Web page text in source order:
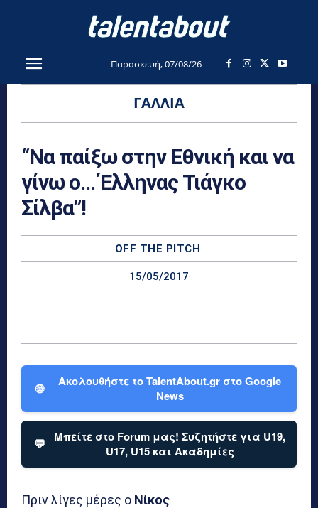
Παρασκευή, 07/08/26
ΓΑΛΛΊΑ
“Να παίξω στην Εθνική και να
γίνω ο… Έλληνας Τιάγκο
Σίλβα”!
OFF THE PITCH
15/05/2017
🌐
Ακολουθήστε το TalentAbout.gr στο Google
News
💬
Μπείτε στο Forum μας! Συζητήστε για U19,
U17, U15 και Ακαδημίες
Πριν λίγες μέρες ο Νίκος